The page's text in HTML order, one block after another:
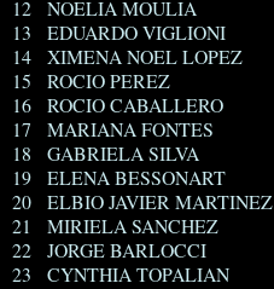
12
NOELIA MOULIA
13
EDUARDO VIGLIONI
14
XIMENA NOEL LOPEZ
15
ROCIO PEREZ
16
ROCIO CABALLERO
17
MARIANA FONTES
18
GABRIELA SILVA
19
ELENA BESSONART
20
ELBIO JAVIER MARTINEZ
21
MIRIELA SANCHEZ
22
JORGE BARLOCCI
23
CYNTHIA TOPALIAN